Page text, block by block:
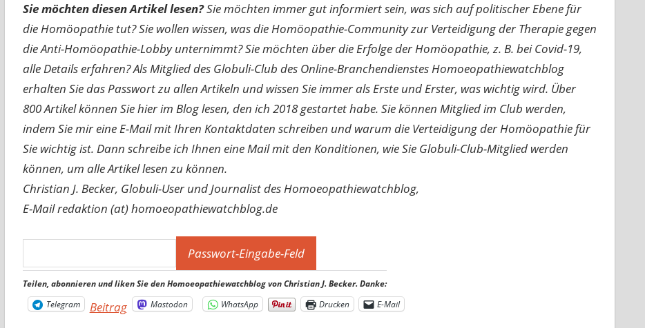
Sie möchten diesen Artikel lesen?Sie möchten immer gut informiert sein, was sich auf politischer Ebene für
die Homöopathie tut? Sie wollen wissen, was die Homöopathie-Community zur Verteidigung der Therapie gegen
die Anti-Homöopathie-Lobby unternimmt? Sie möchten über die Erfolge der Homöopathie, z. B. bei Covid-19,
alle Details erfahren? Als Mitglied des Globuli-Club des Online-Branchendienstes Homoeopathiewatchblog
erhalten Sie das Passwort zu allen Artikeln und wissen Sie immer als Erste und Erster, was wichtig wird. Über
800 Artikel können Sie hier im Blog lesen, den ich 2018 gestartet habe. Sie können Mitglied im Club werden,
indem Sie mir eine E-Mail mit Ihren Kontaktdaten schreiben und warum die Verteidigung der Homöopathie für
Sie wichtig ist. Dann schreibe ich Ihnen eine Mail mit den Konditionen, wie Sie Globuli-Club-Mitglied werden
können, um alle Artikel lesen zu können.
Christian J. Becker, Globuli-User und Journalist des Homoeopathiewatchblog,
E-Mail redaktion (at) homoeopathiewatchblog.de
Teilen, abonnieren und liken Sie den Homoeopathiewatchblog von Christian J. Becker. Danke:
Telegram
Beitrag Mastodon WhatsApp Drucken E-Mail